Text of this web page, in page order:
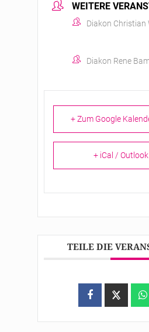
WEITERE
Diakon Christian
Diakon Rene
+ Zum Google
+ iCal /
TEILE DIE